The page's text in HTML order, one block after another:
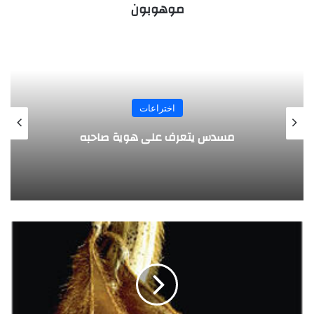
موهوبون
المجلة
طفل مصري يخرج قصاصات الورق من أنفه
وفمه